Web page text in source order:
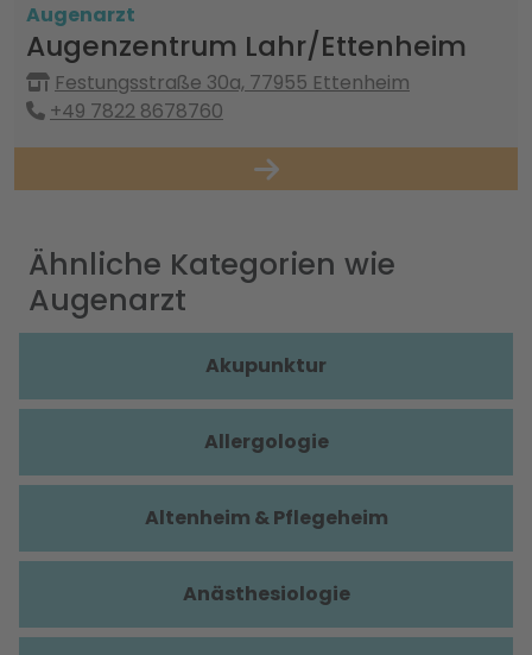
Augenarzt
Augenzentrum Lahr/Ettenheim
Festungsstraße 30a, 77955 Ettenheim
+49 7822 8678760
Ähnliche Kategorien wie
Augenarzt
Akupunktur
Allergologie
Altenheim & Pflegeheim
Anästhesiologie